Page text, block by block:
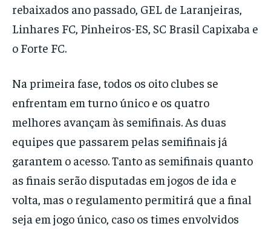
rebaixados ano passado, GEL de Laranjeiras,
Linhares FC, Pinheiros-ES, SC Brasil Capixaba e
o Forte FC.
Na primeira fase, todos os oito clubes se
enfrentam em turno único e os quatro
melhores avançam às semifinais. As duas
equipes que passarem pelas semifinais já
garantem o acesso. Tanto as semifinais quanto
as finais serão disputadas em jogos de ida e
volta, mas o regulamento permitirá que a final
seja em jogo único, caso os times envolvidos